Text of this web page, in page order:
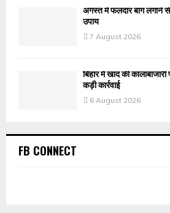
अगस्त में फलदार बाग लगाने
उपाय
7 August 2026
बिहार में खाद की कालाबाजारी
कड़ी कार्रवाई
6 August 2026
FB CONNECT